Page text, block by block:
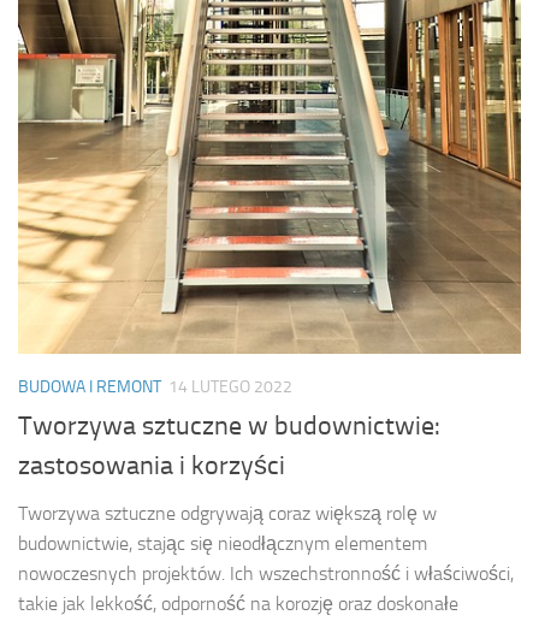
BUDOWA I REMONT 14 LUTEGO 2022
Tworzywa sztuczne w budownictwie:
zastosowania i korzyści
Tworzywa sztuczne odgrywają coraz większą rolę w
budownictwie, stając się nieodłącznym elementem
nowoczesnych projektów. Ich wszechstronność i właściwości,
takie jak lekkość, odporność na korozję oraz doskonałe